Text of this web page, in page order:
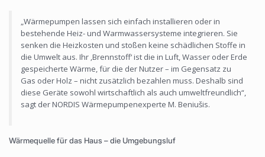
„Wärmepumpen lassen sich einfach installieren oder in
bestehende Heiz- und Warmwassersysteme integrieren. Sie
senken die Heizkosten und stoßen keine schädlichen Stoffe in
die Umwelt aus. Ihr ‚Brennstoff‘ ist die in Luft, Wasser oder Erde
gespeicherte Wärme, für die der Nutzer – im Gegensatz zu
Gas oder Holz – nicht zusätzlich bezahlen muss. Deshalb sind
diese Geräte sowohl wirtschaftlich als auch umweltfreundlich“,
sagt der NORDIS Wärmepumpenexperte M. Beniušis.
Wärmequelle für das Haus – die Umgebungsluf